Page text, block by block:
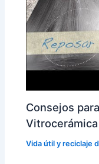
Consejos
Vitrocerámica
Vida útil y reciclaje